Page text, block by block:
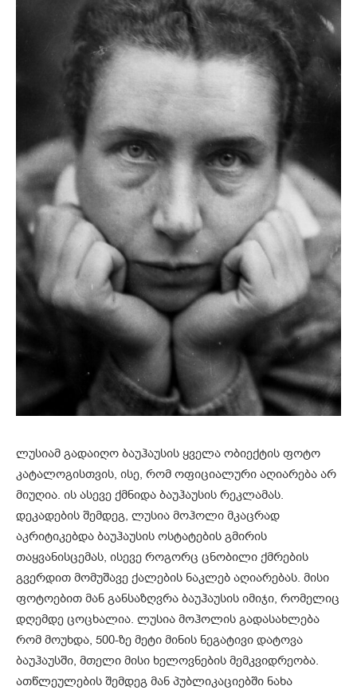
ლუსიამ გადაიღო ბაუჰაუსის ყველა ობიექტის ფოტო
კატალოგისთვის, ისე, რომ ოფიციალური აღიარება არ
მიუღია. ის ასევე ქმნიდა ბაუჰაუსის რეკლამას.
დეკადების შემდეგ, ლუსია მოჰოლი მკაცრად
აკრიტიკებდა ბაუჰაუსის ოსტატების გმირის
თაყვანისცემას, ისევე როგორც ცნობილი ქმრების
გვერდით მომუშავე ქალების ნაკლებ აღიარებას. მისი
ფოტოებით მან განსაზღვრა ბაუჰაუსის იმიჯი, რომელიც
დღემდე ცოცხალია. ლუსია მოჰოლის გადასახლება
რომ მოუხდა, 500-ზე მეტი მინის ნეგატივი დატოვა
ბაუჰაუსში, მთელი მისი ხელოვნების მემკვიდრეობა.
ათწლეულების შემდეგ მან პუბლიკაციებში ნახა